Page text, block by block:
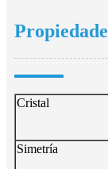
Cristal
Simetría